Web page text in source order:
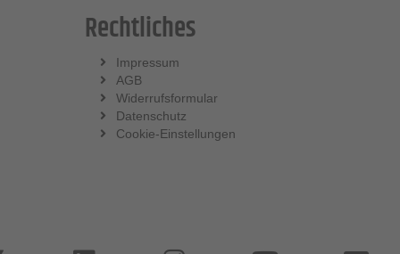
Rechtliches
Impressum
AGB
Widerrufsformular
Datenschutz
Cookie-Einstellungen